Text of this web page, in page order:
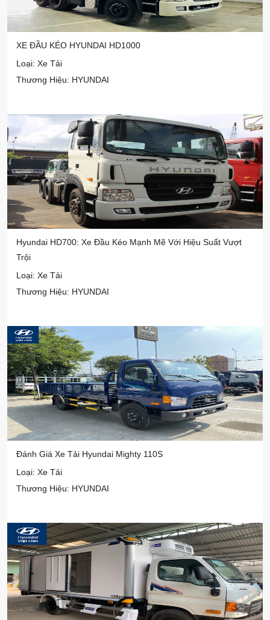
XE ĐẦU KÉO HYUNDAI HD1000
Loại: Xe Tải
Thương Hiệu: HYUNDAI
Hyundai HD700: Xe Đầu Kéo Mạnh Mẽ Với Hiệu Suất Vượt
Trội
Loại: Xe Tải
Thương Hiệu: HYUNDAI
Đánh Giá Xe Tải Hyundai Mighty 110S
Loại: Xe Tải
Thương Hiệu: HYUNDAI